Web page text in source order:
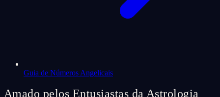
Guia de Números Angelicais
Amado pelos Entusiastas da Astrologia